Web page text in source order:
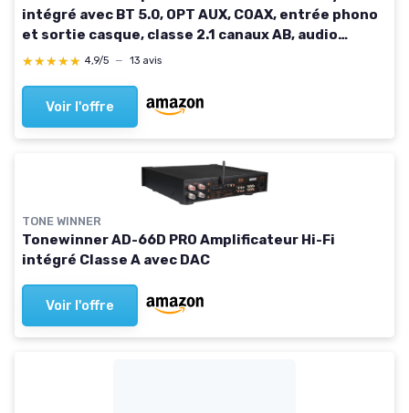
intégré avec BT 5.0, OPT AUX, COAX, entrée phono
et sortie casque, classe 2.1 canaux AB, audio
domestique Hi-Fi pour tourne-disque
★★★★★
★★★★★ 4,9/5 — 13 avis
Voir l'offre
TONE WINNER
Tonewinner AD-66D PRO Amplificateur Hi-Fi
intégré Classe A avec DAC
Voir l'offre